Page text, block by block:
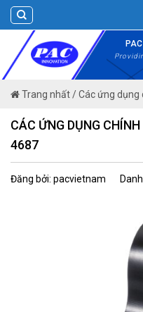
Skip
to
content
Trang nhất/Các ứng
CÁC ỨNG DỤNG
4687
Đăng bởi: pacvietnam